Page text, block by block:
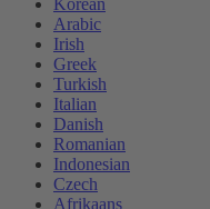
Korean
Arabic
Irish
Greek
Turkish
Italian
Danish
Romanian
Indonesian
Czech
Afrikaans